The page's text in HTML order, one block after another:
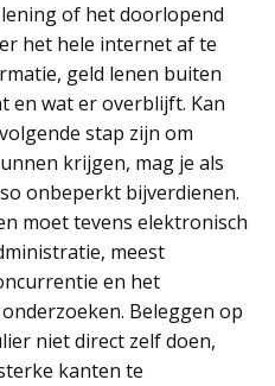
of het doorlopend
het hele internet af te
geld lenen buiten
en wat er overblijft. Kan
stap zijn om
krijgen, mag je als
onbeperkt bijverdienen.
moet tevens elektronisch
meest
en het
Beleggen op
niet direct zelf doen,
kanten te